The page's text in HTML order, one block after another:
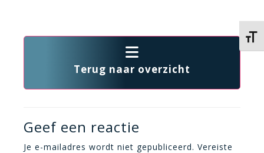
Terug naar overzicht
Geef een reactie
Je e-mailadres wordt niet gepubliceerd. Vereiste